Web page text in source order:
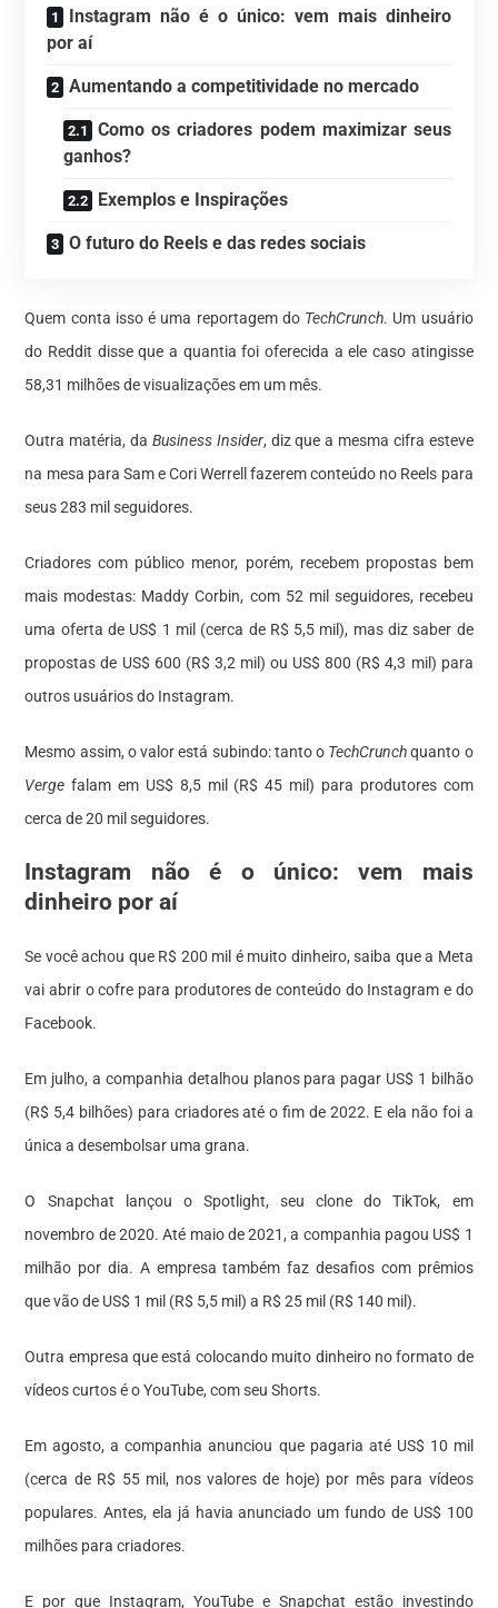
Instagram não é o único: vem mais dinheiro
por aí
Aumentando a competitividade no mercado
Como os criadores podem maximizar seus
ganhos?
Exemplos e Inspirações
O futuro do Reels e das redes sociais
Quem conta isso é uma reportagem do TechCrunch. Um usuário
do Reddit disse que a quantia foi oferecida a ele caso atingisse
58,31 milhões de visualizações em um mês.
Outra matéria, da Business Insider, diz que a mesma cifra esteve
na mesa para Sam e Cori Werrell fazerem conteúdo no Reels para
seus 283 milseguidores.
Criadores com público menor, porém, recebem propostas bem
mais modestas: Maddy Corbin, com 52 mil seguidores, recebeu
uma oferta de US$ 1 mil (cerca de R$ 5,5 mil), mas diz saber de
propostas de US$ 600 (R$ 3,2 mil) ou US$ 800 (R$ 4,3 mil) para
outros usuários do Instagram.
Mesmo assim, o valor está subindo: tanto o TechCrunchquanto o
Verge falam em US$ 8,5 mil (R$ 45 mil) para produtores com
cerca de 20 milseguidores.
Instagram não é o único: vem mais
dinheiro por aí
Se você achou que R$ 200 mil é muito dinheiro, saiba que a Meta
vai abrir o cofre para produtores de conteúdo do Instagram e do
Facebook.
Em julho, a companhia detalhou planos para pagar US$ 1 bilhão
(R$ 5,4 bilhões) para criadores até o fim de 2022. E ela não foi a
única a desembolsar uma grana.
O Snapchat lançou o Spotlight, seu clone do TikTok, em
novembro de 2020. Até maio de 2021, a companhia pagou US$ 1
milhão por dia. A empresa também faz desafios com prêmios
que vão de US$ 1 mil (R$ 5,5 mil) a R$ 25 mil (R$ 140 mil).
Outra empresa que está colocando muito dinheiro no formato de
vídeos curtosé o YouTube, com seu Shorts.
Em agosto, a companhia anunciou que pagaria até US$ 10 mil
(cerca de R$ 55 mil, nos valores de hoje) por mês para vídeos
populares. Antes, ela já havia anunciado um fundo de US$ 100
milhões para criadores.
E por que Instagram, YouTube e Snapchat estão investindo